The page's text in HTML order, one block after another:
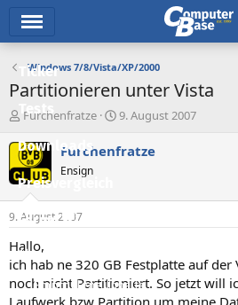
Ticker
Tests
Downloads
Preisvergleich
Forum
Aktuelles
Empfohlene Inhalte
Windows 7/8/Vista/XP/2000
Partitionieren unter Vista
E
s
t
e
l
e
r
Furchenfratze
E
s
t
m
9. August 2007
Furchenfratze
Ensign
9. August 2007
Hallo,
ich hab ne 320 GB Festplatte auf
noch nicht Partitioniert. So jetzt will
Laufwerk bzw Partition um meine